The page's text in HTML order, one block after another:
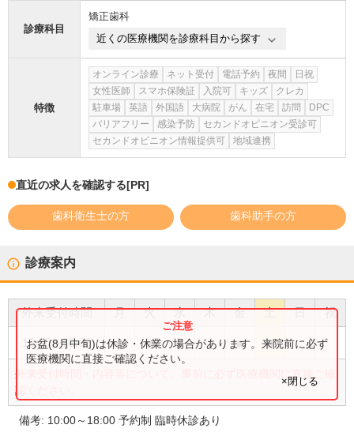
診療科目
矯正歯科
近くの医療機関を診療科目から探す
特徴
オンライン診療 ネット受付 電話予約 夜間
日祝
女性医師
スマホ保険証 入院可 キッズ
クレカ
駐車場
英語 外国語 大病院 がん 在宅 訪問
DPC
バリアフリー
感染予防
セカンドオピニオン受診可
セカンドオピニオン情報提供可
地域連携
直近の求人を確認する[PR]
歯科衛生士の方 歯科助手の方
診療案内
外来受付時間 月 火 水 木 金 土 日 祝
10:00〜18:00 ● ● ● ● ●
外来受付時間・内容等について、事前に必ず医療機関に直接ご確
認ください。
お盆(8月中旬)は休診・休業の場合があります。来院前に必ず
医療機関に直接ご確認ください。
×閉じる
備考: 10:00～18:00 予約制 臨時休診あり